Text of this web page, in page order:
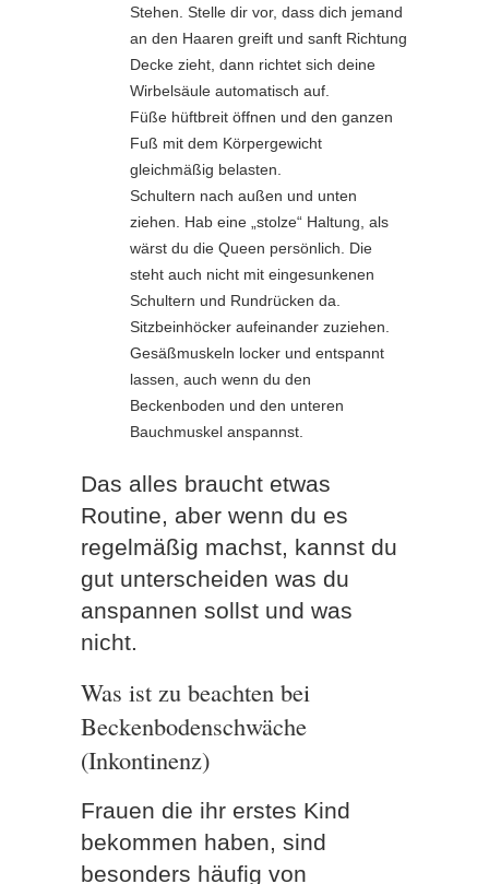
Stehen. Stelle dir vor, dass dich jemand
an den Haaren greift und sanft Richtung
Decke zieht, dann richtet sich deine
Wirbelsäule automatisch auf.
Füße hüftbreit öffnen und den ganzen
Fuß mit dem Körpergewicht
gleichmäßig belasten.
Schultern nach außen und unten
ziehen. Hab eine „stolze“ Haltung, als
wärst du die Queen persönlich. Die
steht auch nicht mit eingesunkenen
Schultern und Rundrücken da.
Sitzbeinhöcker aufeinander zuziehen.
Gesäßmuskeln locker und entspannt
lassen, auch wenn du den
Beckenboden und den unteren
Bauchmuskel anspannst.
Das alles braucht etwas
Routine, aber wenn du es
regelmäßig machst, kannst du
gut unterscheiden was du
anspannen sollst und was
nicht.
Was ist zu beachten bei
Beckenbodenschwäche
(Inkontinenz)
Frauen die ihr erstes Kind
bekommen haben, sind
besonders häufig von